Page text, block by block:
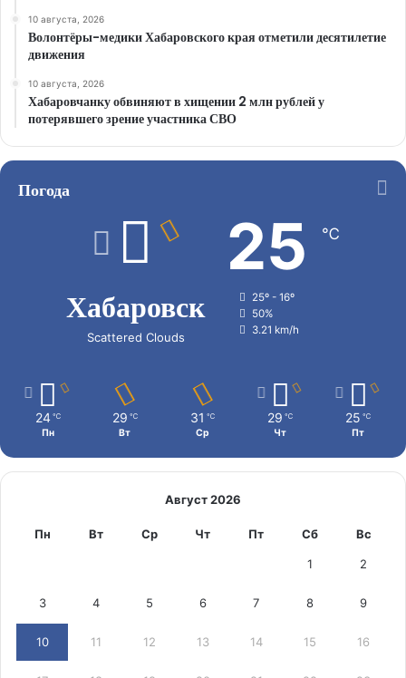
10 августа, 2026
Волонтёры-медики Хабаровского края отметили десятилетие
движения
10 августа, 2026
Хабаровчанку обвиняют в хищении 2 млн рублей у
потерявшего зрение участника СВО
Погода
Хабаровск
Scattered Clouds
25 ℃
25º - 16º
50%
3.21 km/h
24 ℃
Пн
29 ℃
Вт
31 ℃
Ср
29 ℃
Чт
25 ℃
Пт
Август 2026
Пн Вт Ср Чт Пт Сб Вс
1 2
3 4 5 6 7 8 9
10 11 12 13 14 15 16